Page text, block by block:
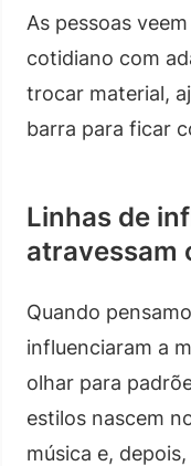
As pessoas
cotidiano com
trocar material,
barra para ficar
Linhas de
atravessam
Quando
influenciaram a
olhar para
estilos nascem
música e,